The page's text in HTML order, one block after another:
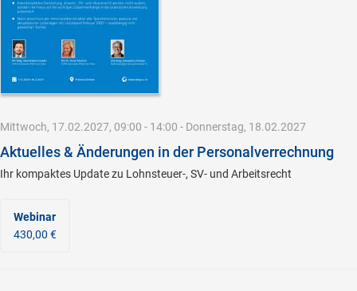
Mittwoch, 17.02.2027, 09:00 - 14:00 - Donnerstag, 18.02.2027
Aktuelles & Änderungen in der Personalverrechnung
Ihr kompaktes Update zu Lohnsteuer-, SV- und Arbeitsrecht
Webinar
430,00 €